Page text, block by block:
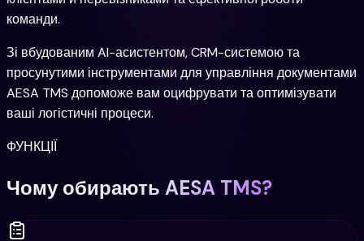
команди.
Зі вбудованим AI-асистентом, CRM-системою та
просунутими інструментами для управління документами
AESA TMS допоможе вам оцифрувати та оптимізувати
ваші логістичні процеси.
ФУНКЦІЇ
Чому обирають AESA TMS?